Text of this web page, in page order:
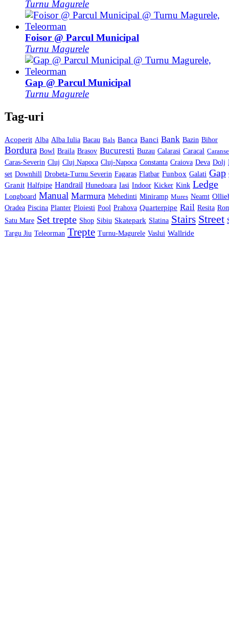
Turnu Magurele
Foisor @ Parcul Municipal
Turnu Magurele
Gap @ Parcul Municipal
Turnu Magurele
Tag-uri
Acoperit Alba Alba Iulia Bacau Bals Banca Banci Bank Bazin Bihor
Bordura Bowl Braila Brasov Bucuresti Buzau Calarasi Caracal
Caras-Severin Cluj Cluj Napoca Cluj-Napoca Constanta Craiova Deva Dolj
set Downhill Drobeta-Turnu Severin Fagaras Flatbar Funbox Galati Gap
Granit Halfpipe Handrail Hunedoara Iasi Indoor Kicker Kink Ledge
Longboard Manual Marmura Mehedinti Miniramp Mures Neamt
Oradea Piscina Planter Ploiesti Pool Prahova Quarterpipe Rail Resita
Satu Mare Set trepte Shop Sibiu Skatepark Slatina Stairs Street
Targu Jiu Teleorman Trepte Turnu-Magurele Vaslui Wallride